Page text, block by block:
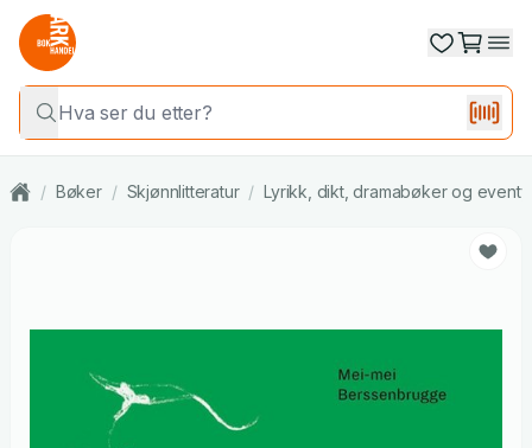
/ Bøker / Skjønnlitteratur / Lyrikk, dikt, dramabøker og